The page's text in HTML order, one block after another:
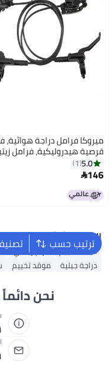
ميروكا فرامل دراجة هوائية،
قرصية هيدروليكية، فرامل
للدراجات الهوائية، فرامل دراجة
جبلية، فرامل أمامية وخلفية،
فرجار، قطع غيار دراجات هوائية
5.0
1
146
ترتيب حسب
البحث الشائع
خيمة تخييم حزام رياضي
دراجة جبلية
موقد تخييم
نحن